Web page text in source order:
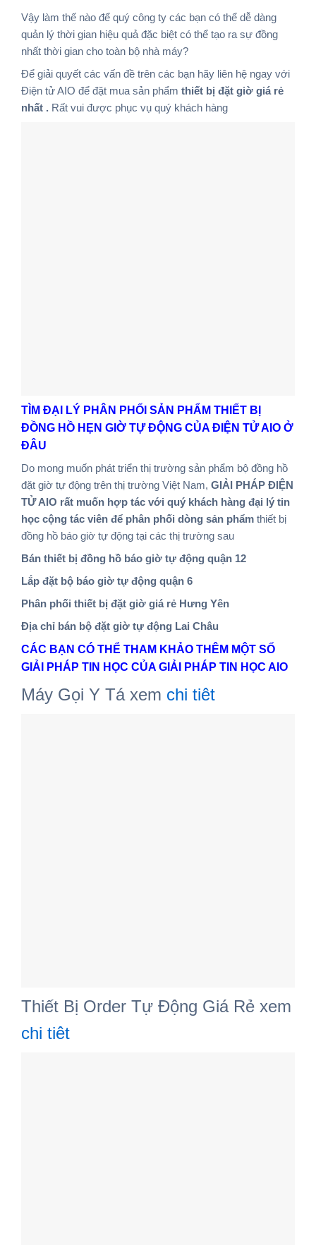
Vậy làm thế nào để quý công ty các bạn có thể dễ dàng
quản lý thời gian hiệu quả đặc biệt có thể tạo ra sự đồng
nhất thời gian cho toàn bộ nhà máy?
Để giải quyết các vấn đề trên các bạn hãy liên hệ ngay với
Điện tử AIO để đặt mua sản phẩm thiết bị đặt giờ giá rẻ
nhất . Rất vui được phục vụ quý khách hàng
TÌM ĐẠI LÝ PHÂN PHỐI SẢN PHẨM THIẾT BỊ
ĐỒNG HỒ HẸN GIỜ TỰ ĐỘNG CỦA ĐIỆN TỬ AIO Ở
ĐÂU
Do mong muốn phát triển thị trường sản phẩm bộ đồng hồ
đặt giờ tự động trên thị trường Việt Nam, GIẢI PHÁP ĐIỆN
TỬ AIO rất muốn hợp tác với quý khách hàng đại lý tin
học cộng tác viên để phân phối dòng sản phẩm thiết bị
đồng hồ báo giờ tự động tại các thị trường sau
Bán thiết bị đồng hồ báo giờ tự động quận 12
Lắp đặt bộ báo giờ tự động quận 6
Phân phối thiết bị đặt giờ giá rẻ Hưng Yên
Địa chỉ bán bộ đặt giờ tự động Lai Châu
CÁC BẠN CÓ THỂ THAM KHẢO THÊM MỘT SỐ
GIẢI PHÁP TIN HỌC CỦA GIẢI PHÁP TIN HỌC AIO
Máy Gọi Y Tá xem chi tiêt
Thiết Bị Order Tự Động Giá Rẻ xem
chi tiêt